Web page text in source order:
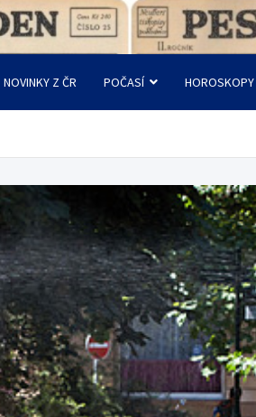
NOVINKY Z ČR POČASÍ HOROSKOPY